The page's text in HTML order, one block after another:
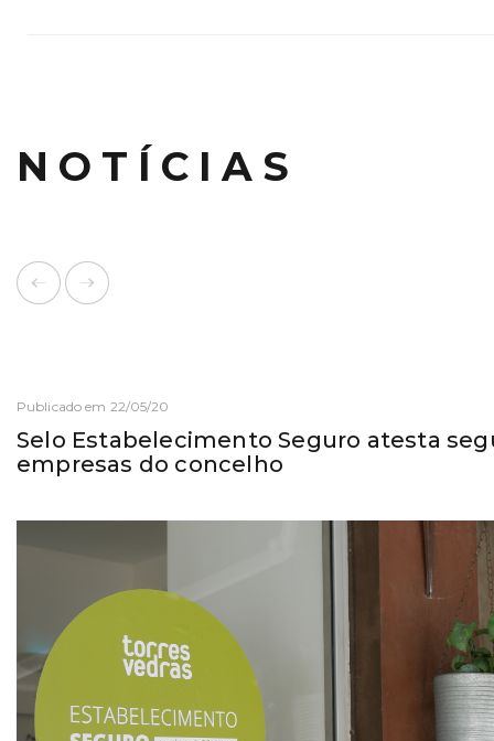
NOTÍCIAS
Publicado em 22/05/20
Selo Estabelecimento Seguro atesta
empresas do concelho